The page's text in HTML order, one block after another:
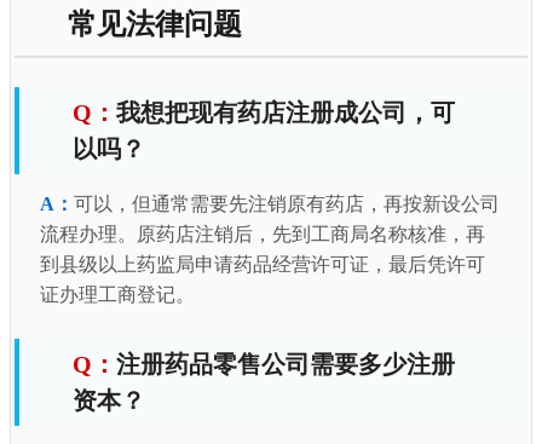
常见法律问题
我想把现有药店注册成公司，可
以吗？
可以，但通常需要先注销原有药店，再按新设公司
流程办理。原药店注销后，先到工商局名称核准，再
到县级以上药监局申请药品经营许可证，最后凭许可
证办理工商登记。
注册药品零售公司需要多少注册
资本？